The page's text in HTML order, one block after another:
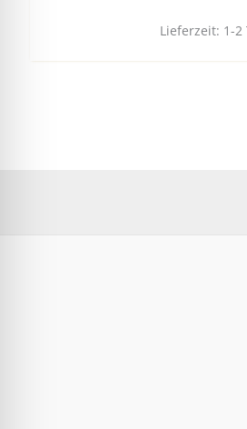
Lieferzeit: 1-2